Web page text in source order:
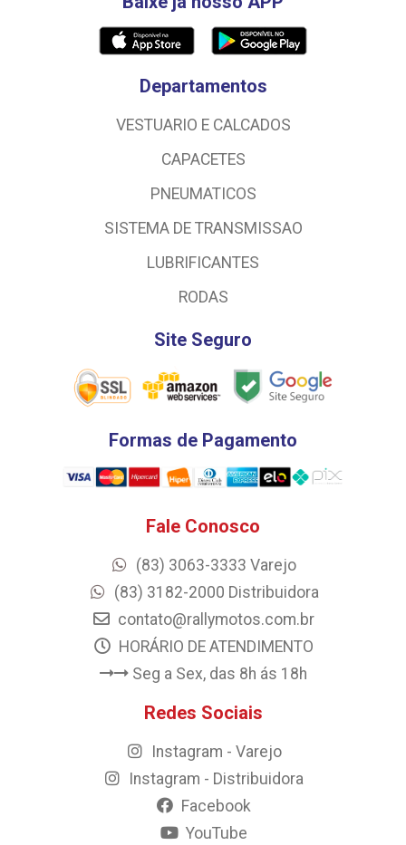
Departamentos
VESTUARIO E CALCADOS
CAPACETES
PNEUMATICOS
SISTEMA DE TRANSMISSAO
LUBRIFICANTES
RODAS
Site Seguro
Formas de Pagamento
Fale Conosco
(83) 3063-3333 Varejo
(83) 3182-2000 Distribuidora
contato@rallymotos.com.br
HORÁRIO DE ATENDIMENTO
Seg a Sex, das 8h ás 18h
Redes Sociais
Instagram - Varejo
Instagram - Distribuidora
Facebook
YouTube